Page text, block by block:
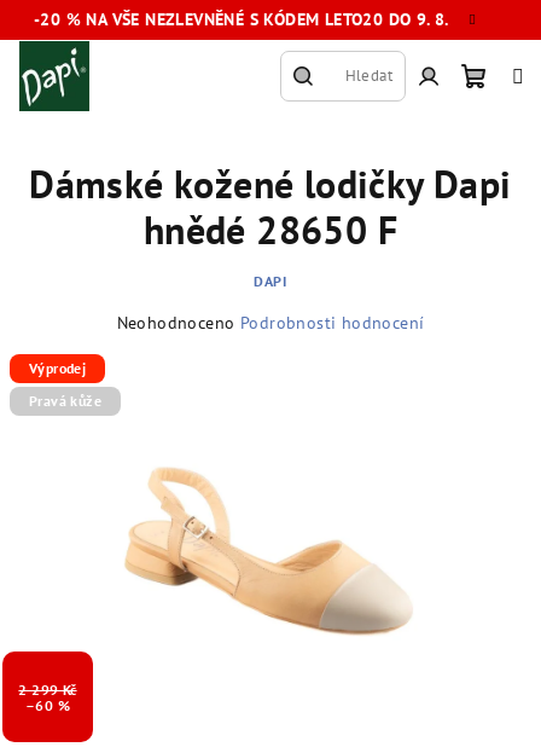
Přejít
na
-20 % NA VŠE NEZLEVNĚNÉ S KÓDEM LETO20 DO 9. 8.
Hledat
košík
Dámské kožené lodičky Dapi
hnědé 28650 F
DAPI
produktu
je
0,0
Neohodnoceno Podrobnosti hodnocení
Výprodej
Pravá kůže
2 299 Kč
–60 %